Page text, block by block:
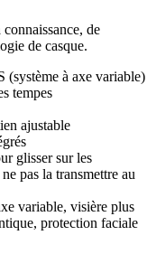
de
de casque.
(système à axe variable)
tempes
ajustable
glisser sur les
pas la transmettre au
variable, visière plus
protection faciale